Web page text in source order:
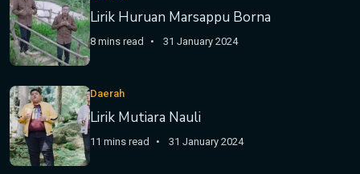
Lirik Huruan Marsappu Borna
8 mins read 31 January 2024
Daerah
Lirik Mutiara Nauli
11 mins read 31 January 2024